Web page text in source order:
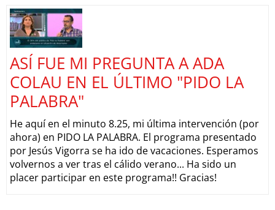
ASÍ FUE MI PREGUNTA A ADA
COLAU EN EL ÚLTIMO "PIDO LA
PALABRA"
He aquí en el minuto 8.25, mi última intervención (por
ahora) en PIDO LA PALABRA. El programa presentado
por Jesús Vigorra se ha ido de vacaciones. Esperamos
volvernos a ver tras el cálido verano... Ha sido un
placer participar en este programa!! Gracias!